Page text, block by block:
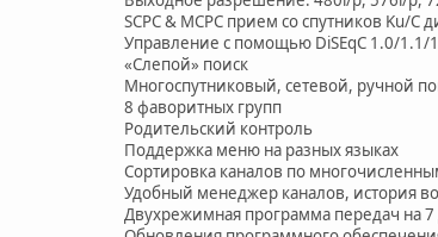
SCPC & MCPC прием со спутников Ku/C
Управление с помощью DiSEqC 1.0/1.1/
«Слепой» поиск
Многоспутниковый, сетевой, ручной
8 фаворитных групп
Родительский контроль
Поддержка меню на разных языках
Сортировка каналов по
Удобный менеджер каналов, история
Двухрежимная программа передач на 7